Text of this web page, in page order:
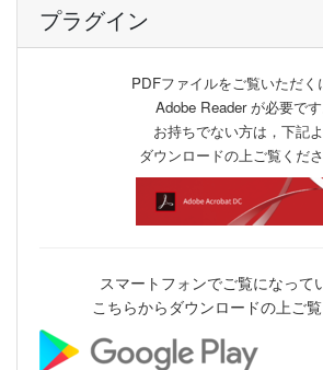
プラグイン
PDFファイルをご覧いただく
Adobe Reader が必要です
お持ちでない方は，下記
ダウンロードの上ご覧くださ
スマートフォンでご覧になって
こちらからダウンロードの上ご覧